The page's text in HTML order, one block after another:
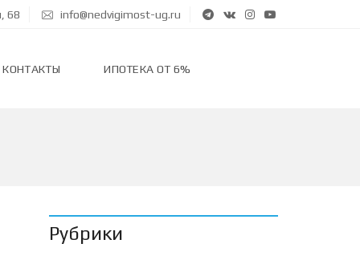
68 info@nedvigimost-ug.ru
КОНТАКТЫ ИПОТЕКА ОТ 6%
Рубрики